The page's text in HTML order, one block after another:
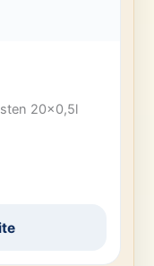
20×0,5l